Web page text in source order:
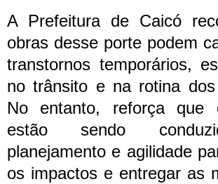
A Prefeitura de Caicó
obras desse porte podem
transtornos temporários,
no trânsito e na rotina dos
No entanto, reforça que
estão sendo
planejamento e agilidade
os impactos e entregar as